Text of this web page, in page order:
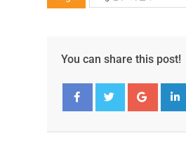
You can share this post!